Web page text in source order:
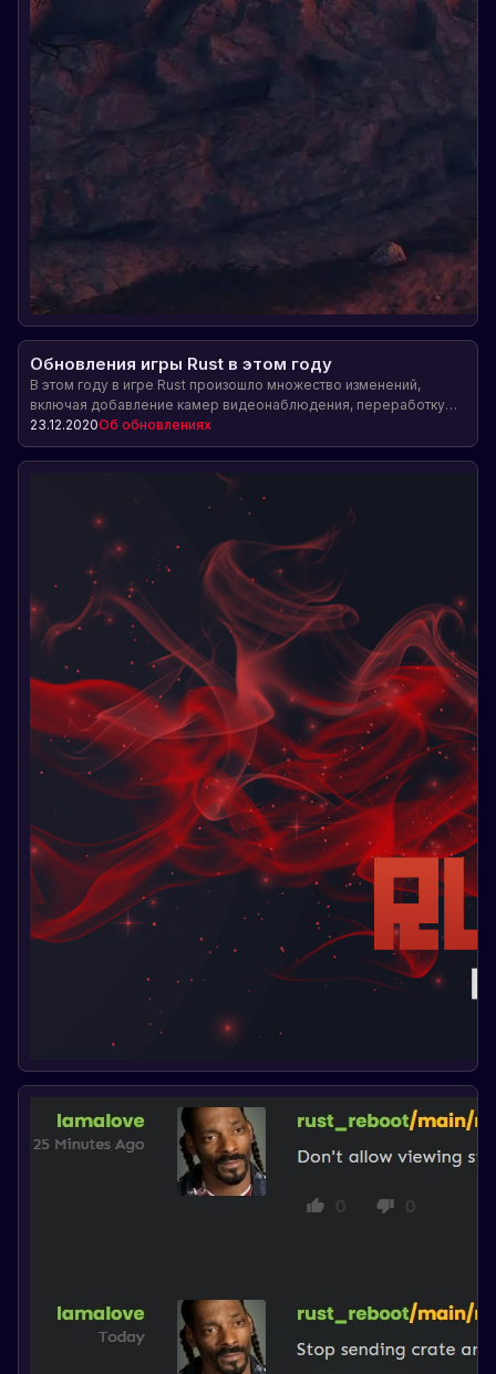
Обновления игры Rust в этом году
В этом году в игре Rust произошло множество изменений,
включая добавление камер видеонаблюдения, переработку
фермерства, введение прибора ночного видения, выпуск
официального приложения-компаньона для Android, модульных
машин, DLC с музыкальными инструментами и выпуск летнего
дополнения. Команда разработчиков также провела правки
баланса и предоставила игрокам возможность покупать
ограниченные скины напрямую.
23.12.2020Об обновлениях